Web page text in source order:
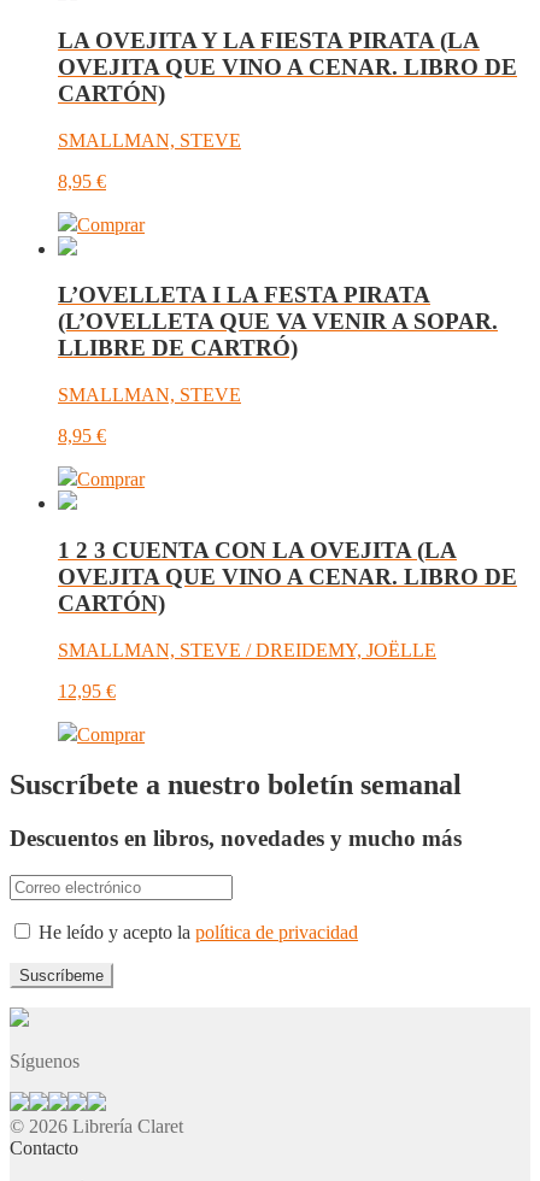
LA OVEJITA Y LA FIESTA PIRATA (LA
OVEJITA QUE VINO A CENAR. LIBRO DE
CARTÓN)
SMALLMAN, STEVE
8,95 €
Comprar
L’OVELLETA I LA FESTA PIRATA
(L’OVELLETA QUE VA VENIR A SOPAR.
LLIBRE DE CARTRÓ)
SMALLMAN, STEVE
8,95 €
Comprar
1 2 3 CUENTA CON LA OVEJITA (LA
OVEJITA QUE VINO A CENAR. LIBRO DE
CARTÓN)
SMALLMAN, STEVE / DREIDEMY, JOËLLE
12,95 €
Comprar
Suscríbete a nuestro boletín semanal
Descuentos en libros, novedades y mucho más
He leído y acepto la política de privacidad
Síguenos
© 2026 Librería Claret
Contacto